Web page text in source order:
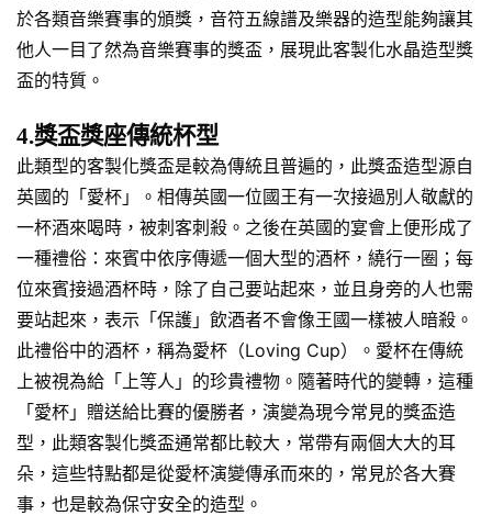
於各類音樂賽事的頒獎，音符五線譜及樂器的造型能夠讓其
他人一目了然為音樂賽事的獎盃，展現此客製化水晶造型獎
盃的特質。
4.獎盃獎座傳統杯型
此類型的客製化獎盃是較為傳統且普遍的，此獎盃造型源自
英國的「愛杯」。相傳英國一位國王有一次接過別人敬獻的
一杯酒來喝時，被刺客刺殺。之後在英國的宴會上便形成了
一種禮俗：來賓中依序傳遞一個大型的酒杯，繞行一圈；每
位來賓接過酒杯時，除了自己要站起來，並且身旁的人也需
要站起來，表示「保護」飲酒者不會像王國一樣被人暗殺。
此禮俗中的酒杯，稱為愛杯（Loving Cup）。愛杯在傳統
上被視為給「上等人」的珍貴禮物。隨著時代的變轉，這種
「愛杯」贈送給比賽的優勝者，演變為現今常見的獎盃造
型，此類客製化獎盃通常都比較大，常帶有兩個大大的耳
朵，這些特點都是從愛杯演變傳承而來的，常見於各大賽
事，也是較為保守安全的造型。